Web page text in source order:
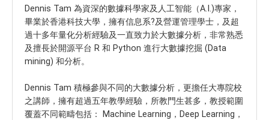
Dennis Tam 為資深的數據科學家及人工智能（A.I.)專家，
畢業於香港科技大學，擁有信息系?及營運管理學士，及超
過十多年量化分析經驗及一直致力於大數據分析，非常熟悉
及擅長於開源平台 R 和 Python 進行大數據挖掘 (Data
mining) 和分析。
Dennis Tam 積極參與不同的大數據分析，更擔任大專院校
之講師，擁有超過五年教學經驗，所教門生甚多，教授範圍
覆蓋不同範疇包括： Machine Learning，Deep Learning，